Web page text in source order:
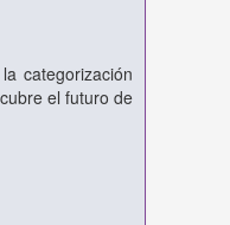
categorización
el futuro de